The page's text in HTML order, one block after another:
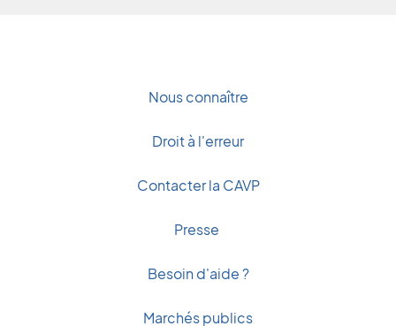
Nous connaître
Droit à l'erreur
Contacter la CAVP
Presse
Besoin d'aide ?
Marchés publics